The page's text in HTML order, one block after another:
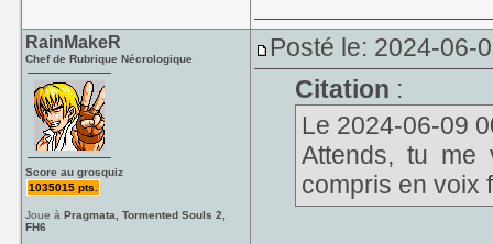
RainMakeR
Chef de Rubrique Nécrologique
Score au grosquiz
1035015 pts.
Joue àPragmata, Tormented Souls 2,
FH6
Posté le: 2024-06-
Citation :
Le 2024-06-09
Attends, tu me
compris en voix